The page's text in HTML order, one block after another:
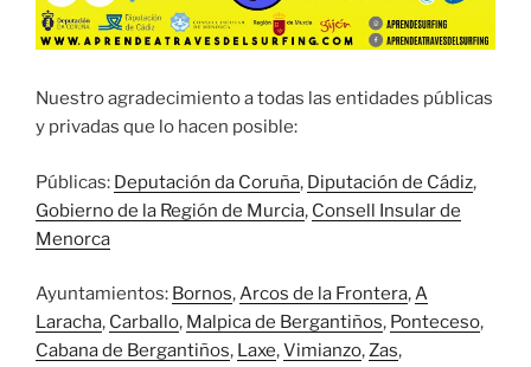
Nuestro agradecimiento a todas las entidades públicas
y privadas que lo hacen posible:
Públicas: Deputación da Coruña, Diputación de Cádiz,
Gobierno de la Región de Murcia, Consell Insular de
Menorca
Ayuntamientos: Bornos,Arcos de la Frontera,A
Laracha, Carballo, Malpica de Bergantiños, Ponteceso,
Cabana de Bergantiños, Laxe,Vimianzo,Zas,